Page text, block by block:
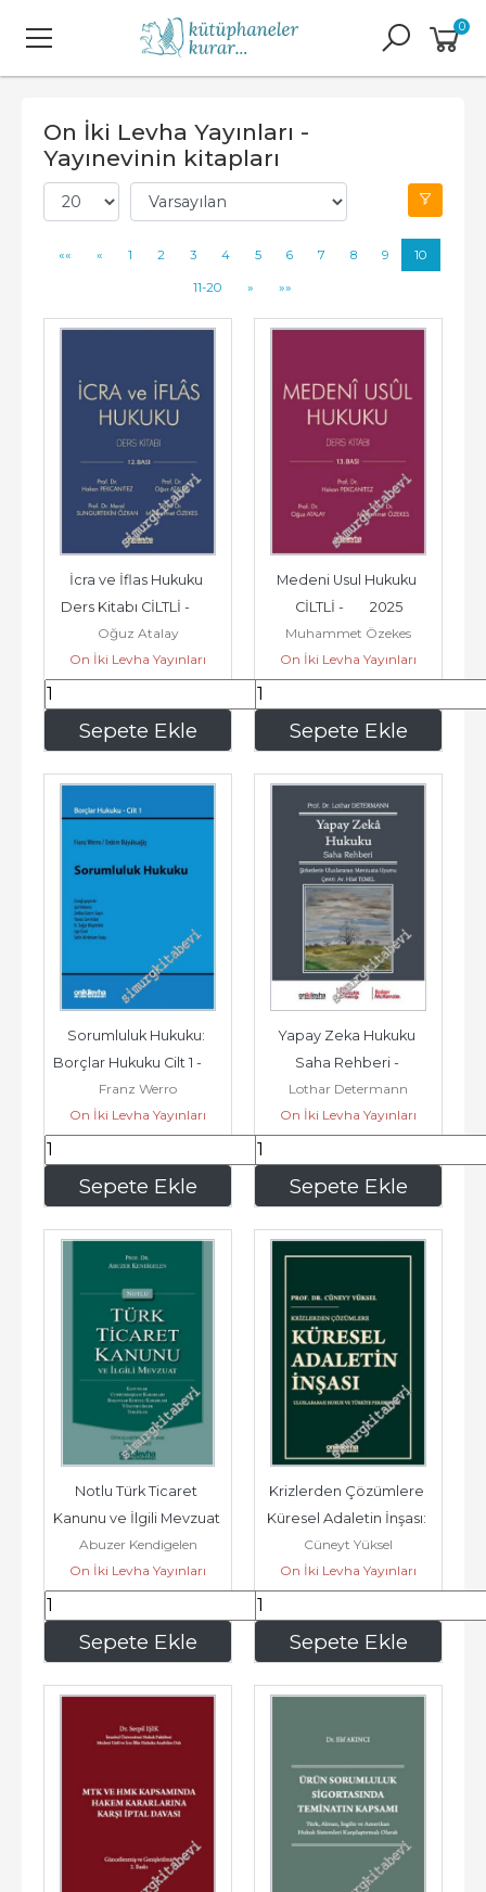
0
On İki Levha Yayınları -
Yayınevinin kitapları
«« « 1 2 3 4 5 6 7 8 9 10
11-20 » »»
Sepete Ekle
İcra ve İflas Hukuku
Ders Kitabı CİLTLİ -
2025
Oğuz Atalay
On İki Levha Yayınları
1.080 ,00 Sepete Ekle
Medeni Usul Hukuku
CİLTLİ -        2025
Muhammet Özekes
On İki Levha Yayınları
1.080 ,00
Sepete Ekle
Sorumluluk Hukuku:
Borçlar Hukuku Cilt 1 -
2025
Franz Werro
On İki Levha Yayınları
630,00 Sepete Ekle
Yapay Zeka Hukuku
Saha Rehberi -
Şirketlerin Uluslararası
Mevzuata Uyumu...
Lothar Determann
On İki Levha Yayınları
859,50
Sepete Ekle
Notlu Türk Ticaret
Kanunu ve İlgili Mevzuat
CİLTLİ -        2025
Abuzer Kendigelen
On İki Levha Yayınları
2.430 ,00 Sepete Ekle
Krizlerden Çözümlere
Küresel Adaletin İnşası:
Uluslararası Hukuk ve...
Cüneyt Yüksel
On İki Levha Yayınları
1.305 ,00